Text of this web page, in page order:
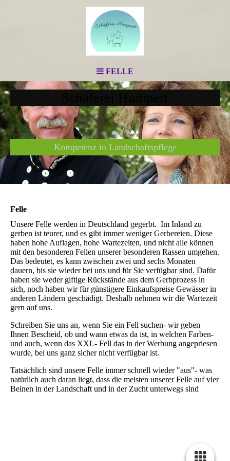
FELLE
Kompetenz in Landschaftspflege
Felle
Unsere Felle werden in Deutschland gegerbt. Im Inland zu
gerben ist teurer, und es gibt immer weniger Gerbereien. Diese
haben hohe Auflagen, hohe Wartezeiten, und nicht alle können
mit den besonderen Fellen unserer besonderen Rassen umgehen.
Das bedeutet, es kann zwischen zwei und sechs Monaten
dauern, bis sie wieder bei uns und für Sie verfügbar sind. Dafür
haben sie weder giftige Rückstände aus dem Gerbprozess in
sich, noch haben wir für günstigere Einkaufspreise Gewässer in
anderen Ländern geschädigt. Deshalb nehmen wir die Wartezeit
gern auf uns.
Schreiben Sie uns an, wenn Sie ein Fell suchen- wir geben
Ihnen Bescheid, ob und wann etwas da ist, in welchen Farben-
und auch, wenn das XXL- Fell das in der Werbung angepriesen
wurde, bei uns ganz sicher nicht verfügbar ist.
Tatsächlich sind unsere Felle immer schnell wieder "aus"- was
natürlich auch daran liegt, dass die meisten unserer Felle auf vier
Beinen in der Landschaft und in der Zucht unterwegs sind